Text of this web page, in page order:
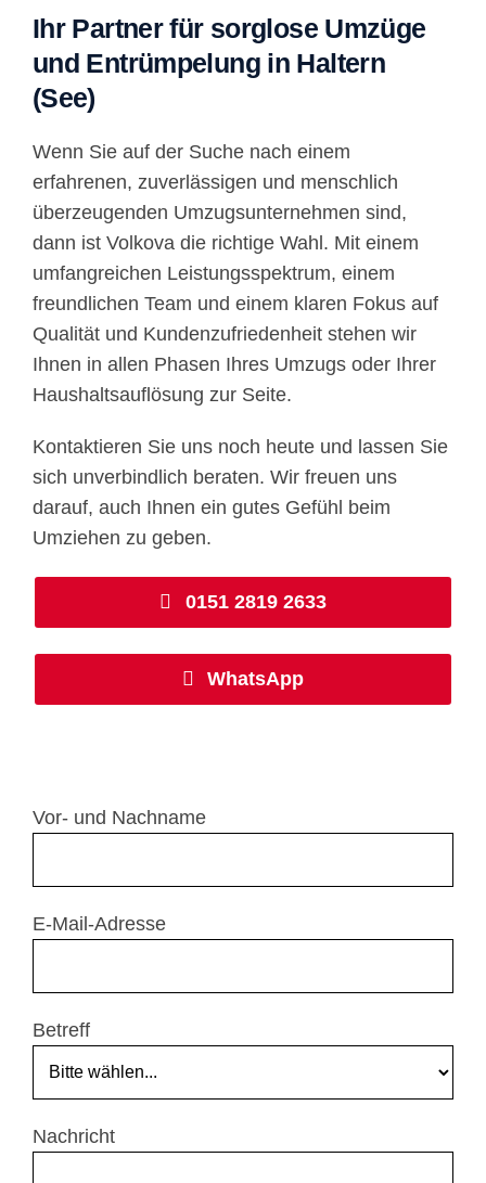
Ihr Partner für sorglose Umzüge
und Entrümpelung in Haltern
(See)
Wenn Sie auf der Suche nach einem
erfahrenen, zuverlässigen und menschlich
überzeugenden Umzugsunternehmen sind,
dann ist Volkova die richtige Wahl. Mit einem
umfangreichen Leistungsspektrum, einem
freundlichen Team und einem klaren Fokus auf
Qualität und Kundenzufriedenheit stehen wir
Ihnen in allen Phasen Ihres Umzugs oder Ihrer
Haushaltsauflösung zur Seite.
Kontaktieren Sie uns noch heute und lassen Sie
sich unverbindlich beraten. Wir freuen uns
darauf, auch Ihnen ein gutes Gefühl beim
Umziehen zu geben.
0151 2819 2633
WhatsApp
Vor- und Nachname
E-Mail-Adresse
Betreff
Nachricht